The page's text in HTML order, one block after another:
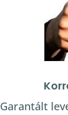
Garantált